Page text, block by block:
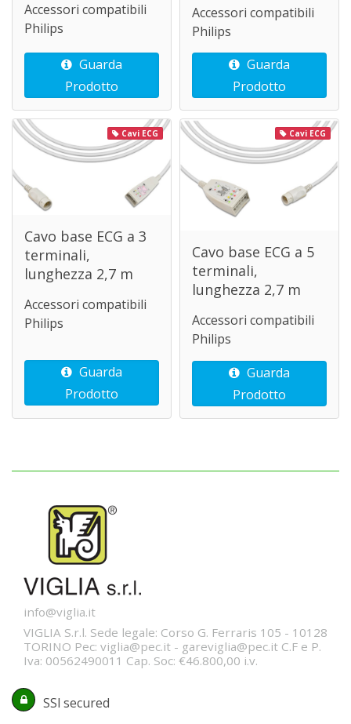
Accessori compatibili
Philips
Guarda
Prodotto
Accessori compatibili
Philips
Guarda
Prodotto
Cavi ECG
Cavo base ECG a 3
terminali,
lunghezza 2,7 m
Accessori compatibili
Philips
Guarda
Prodotto
Cavi ECG
Cavo base ECG a 5
terminali,
lunghezza 2,7 m
Accessori compatibili
Philips
Guarda
Prodotto
info@viglia.it
VIGLIA S.r.l. Sede legale: Corso G. Ferraris 105 - 10128
TORINO Pec: viglia@pec.it - gareviglia@pec.it C.F e P.
Iva: 00562490011 Cap. Soc: €46.800,00 i.v.
SSl secured